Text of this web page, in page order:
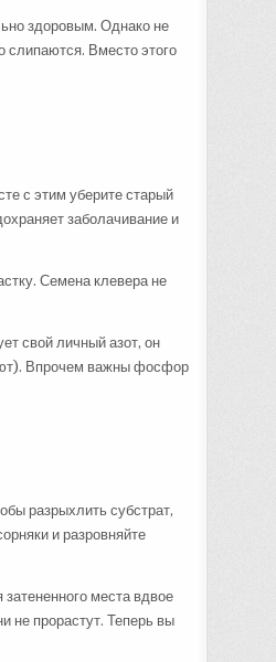
здоровым. Однако не
слипаются. Вместо этого
с этим уберите старый
заболачивание и
Семена клевера не
свой личный азот, он
Впрочем важны фосфор
разрыхлить субстрат,
и разровняйте
места вдвое
не прорастут. Теперь вы